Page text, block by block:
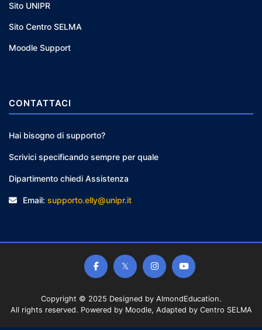
Sito UNIPR
Sito Centro SELMA
Moodle Support
CONTATTACI
Hai bisogno di supporto?
Scrivici specificando sempre per quale
Dipartimento chiedi Assistenza
Email: supporto.elly@unipr.it
Copyright © 2025 Designed by AlmondEducation.
All rights reserved. Powered by Moodle, Adapted by Centro SELMA